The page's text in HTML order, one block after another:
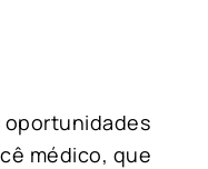
oportunidades
médico, que